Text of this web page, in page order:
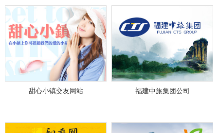
甜心小镇交友网站 福建中旅集团公司